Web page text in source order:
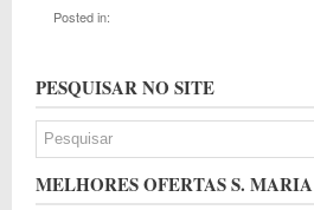
Posted in:
PESQUISAR NO SITE
MELHORES OFERTAS S. MARIA